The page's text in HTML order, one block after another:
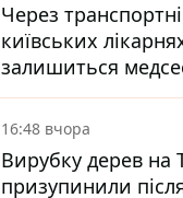
Через
київських
залишиться
санітарок -
Голубовська
16:48 вчора
Вирубку дерев на
призупинили